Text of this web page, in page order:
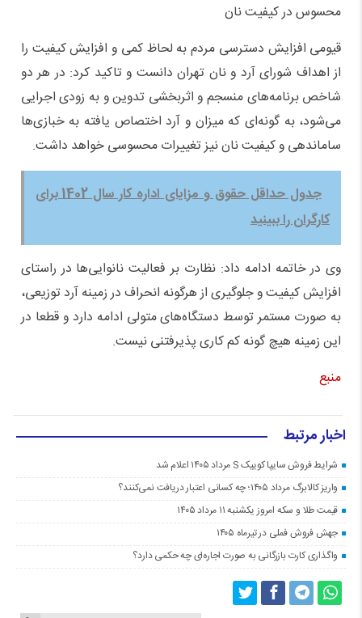
محسوس در کیفیت نان
قیومی افزایش دسترسی مردم به لحاظ کمی و افزایش کیفیت را
از اهداف شورای آرد و نان تهران دانست و تاکید کرد: در هر دو
شاخص برنامه‌های منسجم و اثربخشی تدوین و به زودی اجرایی
می‌شود، به گونه‌ای که میزان و آرد اختصاص یافته به خبازی‌ها
ساماندهی و کیفیت نان نیز تغییرات محسوسی خواهد داشت.
جدول حداقل حقوق و مزایای اداره کار سال 1402 برای
کارگران را ببینید
وی در خاتمه ادامه داد: نظارت بر فعالیت نانوایی‌ها در راستای
افزایش کیفیت و جلوگیری از هرگونه انحراف در زمینه آرد توزیعی،
به صورت مستمر توسط دستگاه‌های متولی ادامه دارد و قطعا در
این زمینه هیچ گونه کم کاری پذیرفتنی نیست.
منبع
اخبار مرتبط
شرایط فروش سایپا کوییک S مرداد ۱۴۰۵ اعلام شد
واریز کالابرگ مرداد ۱۴۰۵؛ چه کسانی اعتبار دریافت نمی‌کنند؟
قیمت طلا و سکه امروز یکشنبه ۱۱ مرداد ۱۴۰۵
جهش فروش فملی در تیرماه ۱۴۰۵
واگذاری کارت بازرگانی به صورت اجاره‌ای چه حکمی دارد؟